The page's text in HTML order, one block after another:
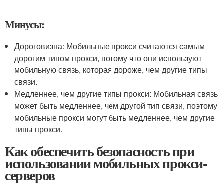
Минусы:
Дороговизна: Мобильные прокси считаются самым
дорогим типом прокси, потому что они используют
мобильную связь, которая дороже, чем другие типы
связи.
Медленнее, чем другие типы прокси: Мобильная связь
может быть медленнее, чем другой тип связи, поэтому
мобильные прокси могут быть медленнее, чем другие
типы прокси.
Как обеспечить безопасность при
использовании мобильных прокси-
серверов